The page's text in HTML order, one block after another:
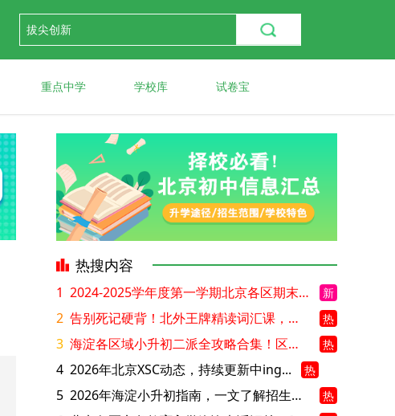
重点中学 学校库 试卷宝
热搜内容
1 2024-2025学年度第一学期北京各区期末考试真题试卷汇总 新
2 告别死记硬背！北外王牌精读词汇课，帮孩子突破英语词汇难关 热
3 海淀各区域小升初二派全攻略合集！区域一至五志愿填报、升学策略详解 热
4 2026年北京XSC动态，持续更新中ing... 热
5 2026年海淀小升初指南，一文了解招生政策要点 热